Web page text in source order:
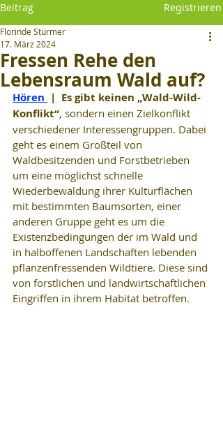
Beitrag Registrieren
Fressen Rehe den
Lebensraum Wald auf?
Florinde Stürmer
17. März 2024
Hören | Es gibt keinen „Wald-Wild-
Konflikt“, sondern einen Zielkonflikt
verschiedener Interessengruppen. Dabei
geht es einem Großteil von
Waldbesitzenden und Forstbetrieben
um eine möglichst schnelle
Wiederbewaldung ihrer Kulturflächen
mit bestimmten Baumsorten, einer
anderen Gruppe geht es um die
Existenzbedingungen der im Wald und
in halboffenen Landschaften lebenden
pflanzenfressenden Wildtiere. Diese sind
von forstlichen und landwirtschaftlichen
Eingriffen in ihrem Habitat betroffen.